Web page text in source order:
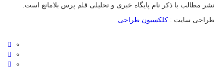
نشر مطالب با ذکر نام پایگاه خبری و تحلیلی قلم پرس بلامانع است.
طراحی سایت : کلکسیون طراحی